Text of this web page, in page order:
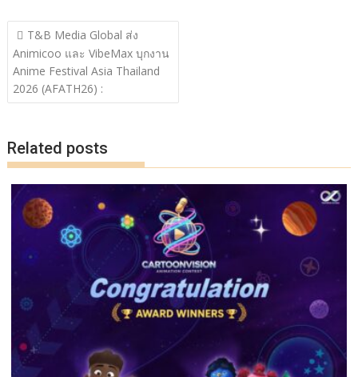
ac
e
b
o
o
k
w
itt
er
n
e
o
p
y
n
h
e
แนะแนว
เรื่อง
T&B Media Global ส่ง
Animicoo และ VibeMax บุกงาน
Anime Festival Asia Thailand
2026 (AFATH26) :
Related posts